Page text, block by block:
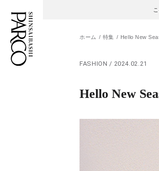
施設案内・アクセス
イベント・ポップアップ
ホーム 特集 Hello New
FASHION / 2024.02.21
Hello New